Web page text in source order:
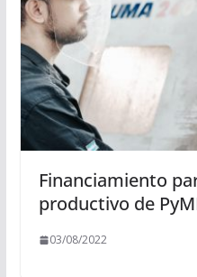
Financiamiento
productivo de
03/08/2022